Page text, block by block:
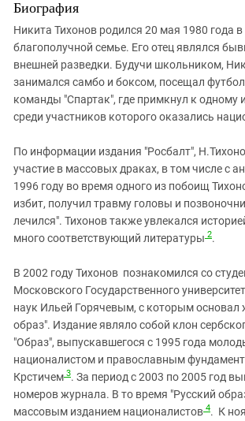
СКФО
Ставропольский край
Южная Осетия
Южный Кавказ
Биография
Никита Тихонов родился 20 мая 1980 года
благополучной семье. Его отец являлся
внешней разведки. Будучи школьником,
занимался самбо и боксом, посещал
команды "Спартак", где примкнул к одному
среди участников которого оказались
По информации издания "Росбалт",
участие в массовых драках, в том числе с
1996 году во время одного из побоищ
избит, получил травму головы и
лечился". Тихонов также увлекался
много соответствующий литературы 2.
В 2002 году Тихонов познакомился со
Московского Государственного
наук Ильей Горячевым, с которым основал
образ". Издание являло собой клон
"Образ", выпускавшегося с 1995 года
националистом и православным
Крстичем 3. За период с 2003 по 2005 год
номеров журнала. В то время "Русский
массовым изданием националистов 4. К